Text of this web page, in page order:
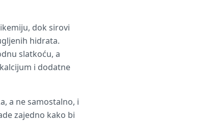
dok sirovi
hidrata.
slatkoću, a
i dodatne
a ne samostalno, i
zajedno kako bi